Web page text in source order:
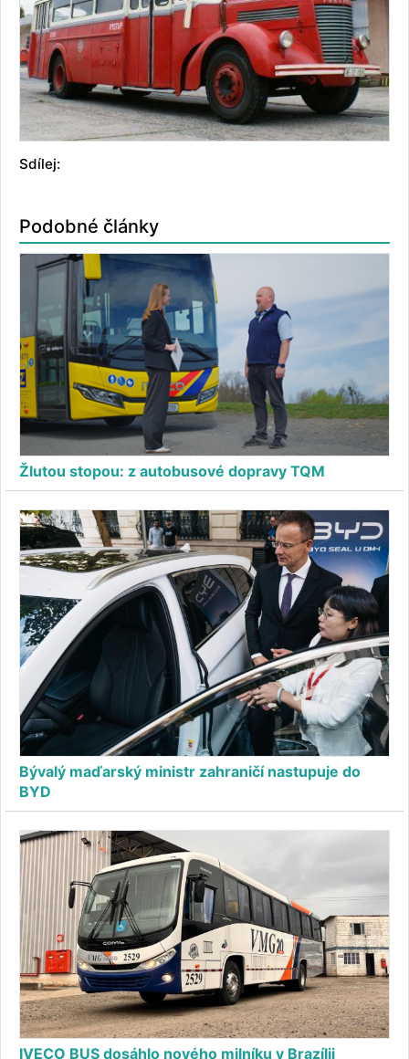
Sdílej:
Podobné články
Žlutou stopou: z autobusové dopravy TQM
Bývalý maďarský ministr zahraničí nastupuje do
BYD
IVECO BUS dosáhlo nového milníku v Brazílii